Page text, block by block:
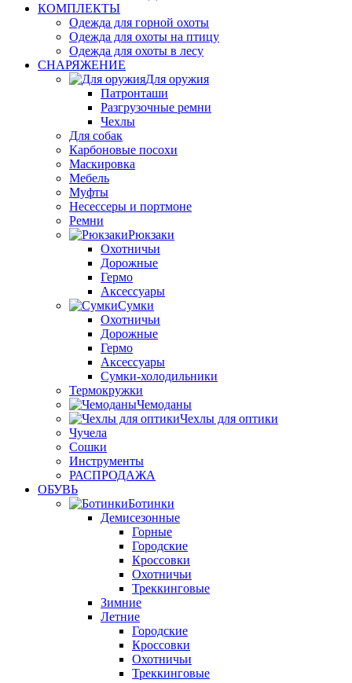
КОМПЛЕКТЫ
Одежда для горной охоты
Одежда для охоты на птицу
Одежда для охоты в лесу
СНАРЯЖЕНИЕ
Для оружия
Патронташи
Разгрузочные ремни
Чехлы
Для собак
Карбоновые посохи
Маскировка
Мебель
Муфты
Несессеры и портмоне
Ремни
Рюкзаки
Охотничьи
Дорожные
Гермо
Аксессуары
Сумки
Охотничьи
Дорожные
Гермо
Аксессуары
Сумки-холодильники
Термокружки
Чемоданы
Чехлы для оптики
Чучела
Сошки
Инструменты
РАСПРОДАЖА
ОБУВЬ
Ботинки
Демисезонные
Горные
Городские
Кроссовки
Охотничьи
Треккинговые
Зимние
Летние
Городские
Кроссовки
Охотничьи
Треккинговые